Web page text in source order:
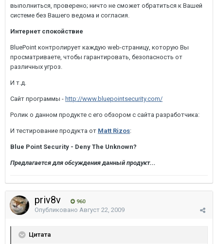
выполниться, проверено; ничто не сможет обратиться к Вашей
системе без Вашего ведома и согласия.
Интернет спокойствие
BluePoint контролирует каждую web-страницу, которую Вы
просматриваете, чтобы гарантировать, безопасность от
различных угроз.
И т.д.
Сайт программы - http://www.bluepointsecurity.com/
Ролик о данном продукте с его обзором с сайта разработчика:
И тестирование продукта от Matt Rizos:
Blue Point Security - Deny The Unknown?
Предлагается для обсуждения данный продукт...
priv8v 960
Опубликовано Август 22, 2009
Цитата